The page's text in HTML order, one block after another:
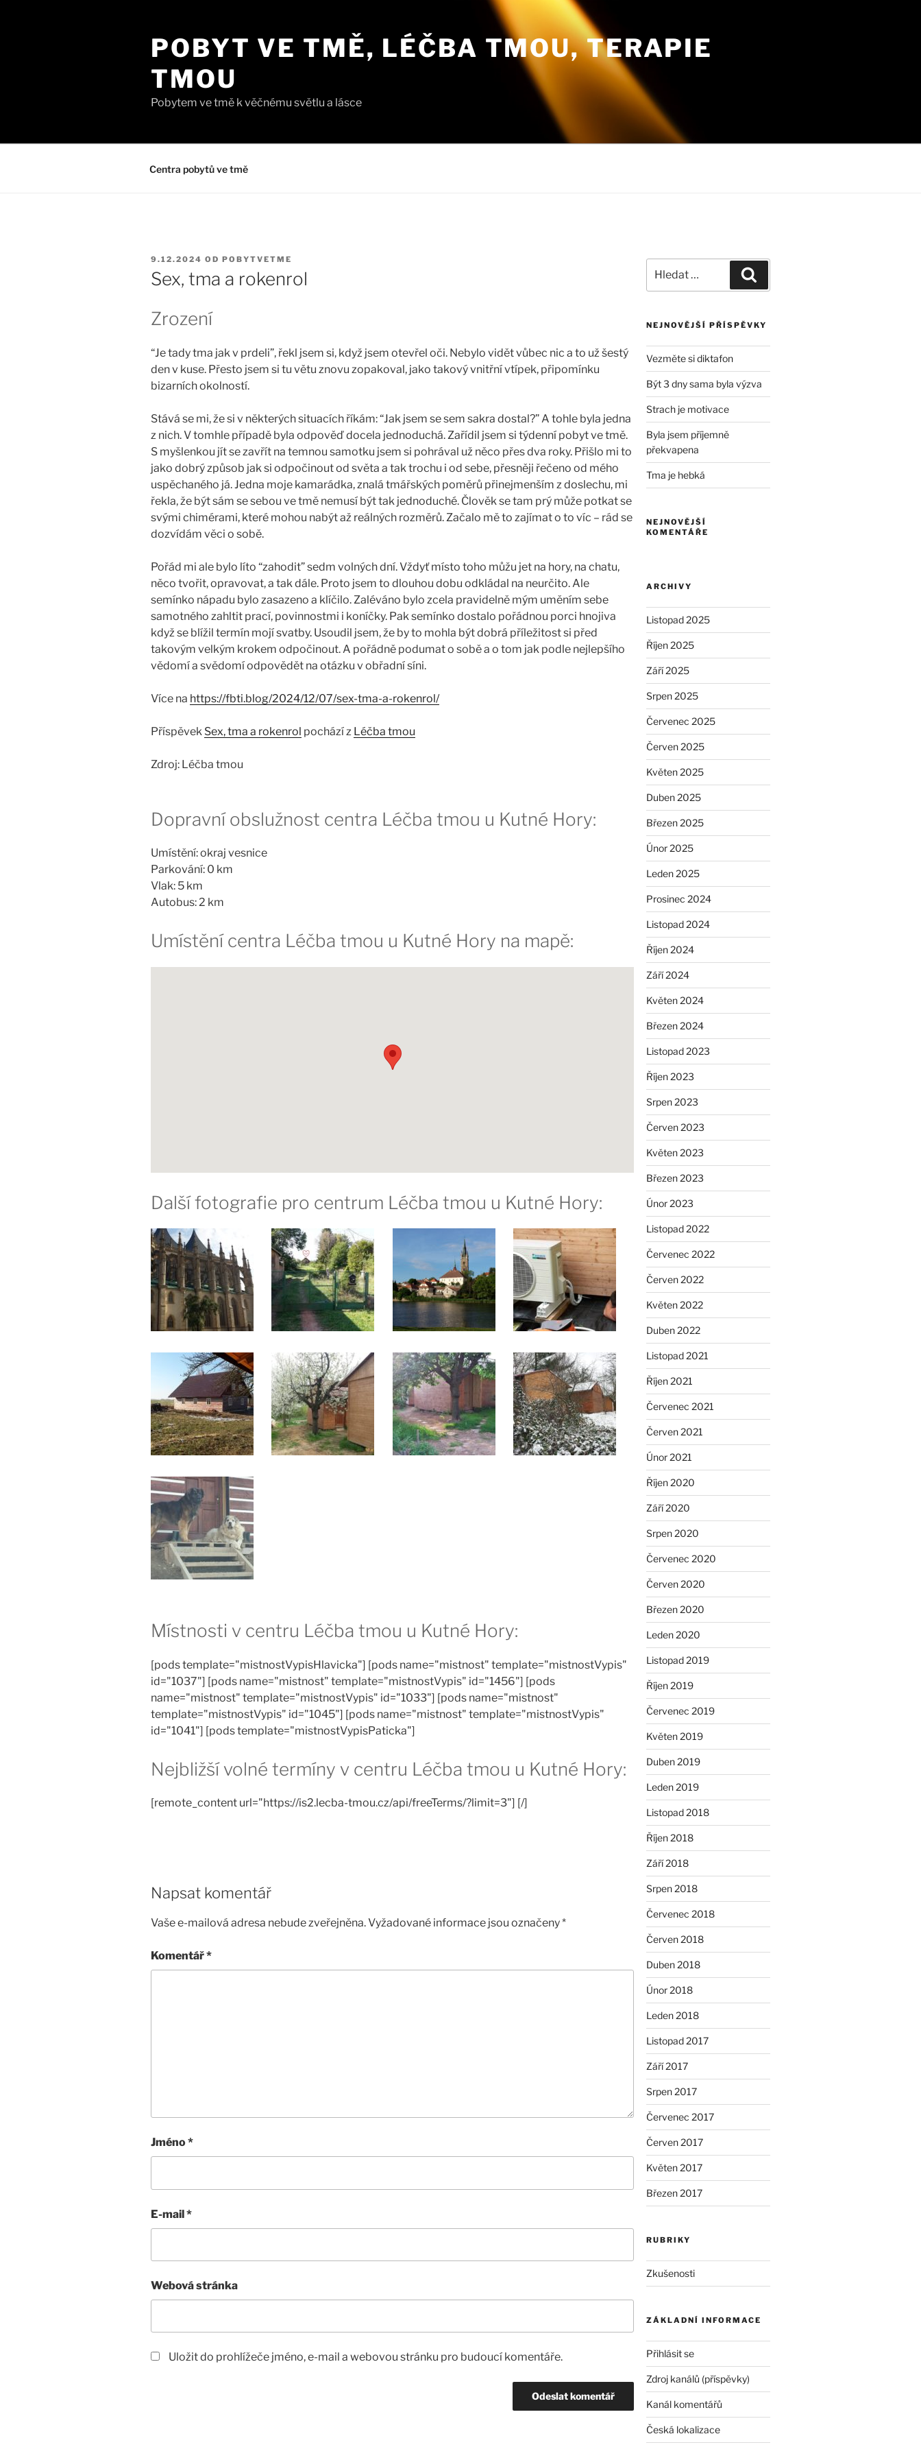
POBYT VE TMĚ, LÉČBA TMOU, TERAPIE
TMOU
Pobytem ve tmě k věčnému světlu a lásce
Centra pobytů ve tmě
PUBLIKOVÁNO
9.12.2024 OD POBYTVETME
Sex, tma a rokenrol
Zrození
“Je tady tma jak v prdeli”, řekl jsem si, když jsem otevřel oči. Nebylo vidět vůbec nic a to už šestý
den v kuse. Přesto jsem si tu větu znovu zopakoval, jako takový vnitřní vtípek, připomínku
bizarních okolností.
Stává se mi, že si v některých situacích říkám: “Jak jsem se sem sakra dostal?” A tohle byla jedna
z nich. V tomhle případě byla odpověď docela jednoduchá. Zařídil jsem si týdenní pobyt ve tmě.
S myšlenkou jít se zavřít na temnou samotku jsem si pohrával už něco přes dva roky. Přišlo mi to
jako dobrý způsob jak si odpočinout od světa a tak trochu i od sebe, přesněji řečeno od mého
uspěchaného já. Jedna moje kamarádka, znalá tmářských poměrů přinejmenším z doslechu, mi
řekla, že být sám se sebou ve tmě nemusí být tak jednoduché. Člověk se tam prý může potkat se
svými chimérami, které mohou nabýt až reálných rozměrů. Začalo mě to zajímat o to víc – rád se
dozvídám věci o sobě.
Pořád mi ale bylo líto “zahodit” sedm volných dní. Vždyť místo toho můžu jet na hory, na chatu,
něco tvořit, opravovat, a tak dále. Proto jsem to dlouhou dobu odkládal na neurčito. Ale
semínko nápadu bylo zasazeno a klíčilo. Zaléváno bylo zcela pravidelně mým uměním sebe
samotného zahltit prací, povinnostmi i koníčky. Pak semínko dostalo pořádnou porci hnojiva
když se blížil termín mojí svatby. Usoudil jsem, že by to mohla být dobrá příležitost si před
takovým velkým krokem odpočinout. A pořádně podumat o sobě a o tom jak podle nejlepšího
vědomí a svědomí odpovědět na otázku v obřadní síni.
Více na https://fbti.blog/2024/12/07/sex-tma-a-rokenrol/
Příspěvek Sex, tma a rokenrol pochází z Léčba tmou
Zdroj: Léčba tmou
Dopravní obslužnost centra Léčba tmou u Kutné Hory:
Umístění: okraj vesnice
Parkování: 0 km
Vlak: 5 km
Autobus: 2 km
Umístění centra Léčba tmou u Kutné Hory na mapě:
Další fotografie pro centrum Léčba tmou u Kutné Hory:
Místnosti v centru Léčba tmou u Kutné Hory:
[pods template="mistnostVypisHlavicka"] [pods name="mistnost" template="mistnostVypis"
id="1037"] [pods name="mistnost" template="mistnostVypis" id="1456"] [pods
name="mistnost" template="mistnostVypis" id="1033"] [pods name="mistnost"
template="mistnostVypis" id="1045"] [pods name="mistnost" template="mistnostVypis"
id="1041"] [pods template="mistnostVypisPaticka"]
Nejbližší volné termíny v centru Léčba tmou u Kutné Hory:
[remote_content url="https://is2.lecba-tmou.cz/api/freeTerms/?limit=3"] [/]
Napsat komentář
Vaše e-mailová adresa nebude zveřejněna.Vyžadované informace jsou označeny*
Komentář*
Jméno*
E-mail*
Webová stránka
Uložit do prohlížeče jméno, e-mail a webovou stránku pro budoucí komentáře.
NEJNOVĚJŠÍ PŘÍSPĚVKY
Vezměte si diktafon
Být 3 dny sama byla výzva
Strach je motivace
Byla jsem příjemně
překvapena
Tma je hebká
NEJNOVĚJŠÍ
KOMENTÁŘE
ARCHIVY
Listopad 2025
Říjen 2025
Září 2025
Srpen 2025
Červenec 2025
Červen 2025
Květen 2025
Duben 2025
Březen 2025
Únor 2025
Leden 2025
Prosinec 2024
Listopad 2024
Říjen 2024
Září 2024
Květen 2024
Březen 2024
Listopad 2023
Říjen 2023
Srpen 2023
Červen 2023
Květen 2023
Březen 2023
Únor 2023
Listopad 2022
Červenec 2022
Červen 2022
Květen 2022
Duben 2022
Listopad 2021
Říjen 2021
Červenec 2021
Červen 2021
Únor 2021
Říjen 2020
Září 2020
Srpen 2020
Červenec 2020
Červen 2020
Březen 2020
Leden 2020
Listopad 2019
Říjen 2019
Červenec 2019
Květen 2019
Duben 2019
Leden 2019
Listopad 2018
Říjen 2018
Září 2018
Srpen 2018
Červenec 2018
Červen 2018
Duben 2018
Únor 2018
Leden 2018
Listopad 2017
Září 2017
Srpen 2017
Červenec 2017
Červen 2017
Květen 2017
Březen 2017
RUBRIKY
Zkušenosti
ZÁKLADNÍ INFORMACE
Přihlásit se
Zdroj kanálů (příspěvky)
Kanál komentářů
Česká lokalizace